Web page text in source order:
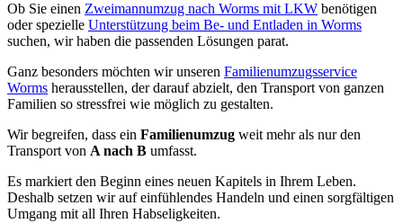
Ob Sie einen Zweimannumzug nach Worms mit LKW benötigen
oder spezielle Unterstützung beim Be- und Entladen in Worms
suchen, wir haben die passenden Lösungen parat.
Ganz besonders möchten wir unseren Familienumzugsservice
Worms herausstellen, der darauf abzielt, den Transport von ganzen
Familien so stressfrei wie möglich zu gestalten.
Wir begreifen, dass ein Familienumzug weit mehr als nur den
Transport von A nach B umfasst.
Es markiert den Beginn eines neuen Kapitels in Ihrem Leben.
Deshalb setzen wir auf einfühlendes Handeln und einen sorgfältigen
Umgang mit all Ihren Habseligkeiten.